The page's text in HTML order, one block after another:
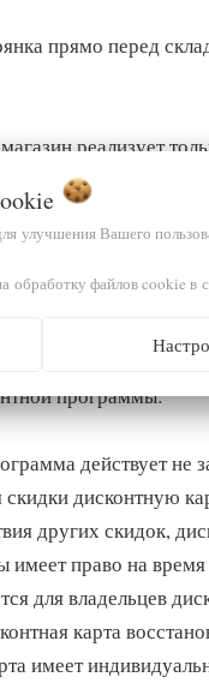
прямо перед
реализует
) сервисных центрах.
поставщиками,
программы:
действует не
дисконтную
других скидок,
имеет право на
для владельцев
карта
имеет
улучшения Вашего
обработку файлов cookie в